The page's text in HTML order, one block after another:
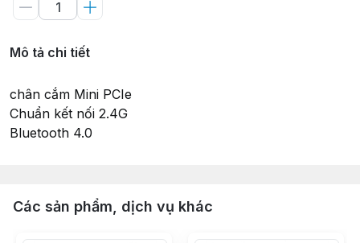
Mô tả chi tiết
chân cắm Mini PCIe
Chuẩn kết nối 2.4G
Bluetooth 4.0
Các sản phẩm, dịch vụ khác